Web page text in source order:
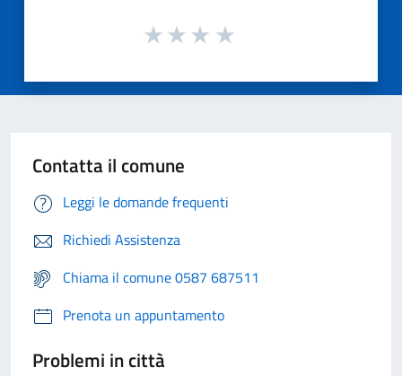
Contatta il comune
Leggi le domande frequenti
Richiedi Assistenza
Chiama il comune 0587 687511
Prenota un appuntamento
Problemi in città